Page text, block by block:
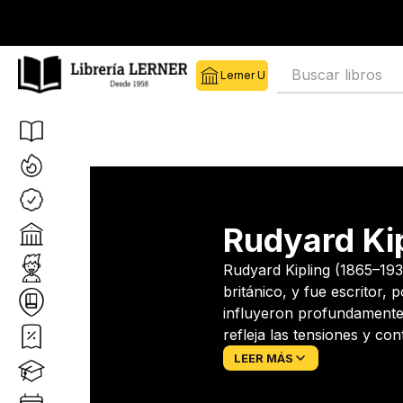
Buscar libros
Rudyard
Rudyard Kipling
británico, y fue escritor,
influyeron
refleja las tensiones y
desarrolló un estilo
LEER MÁS